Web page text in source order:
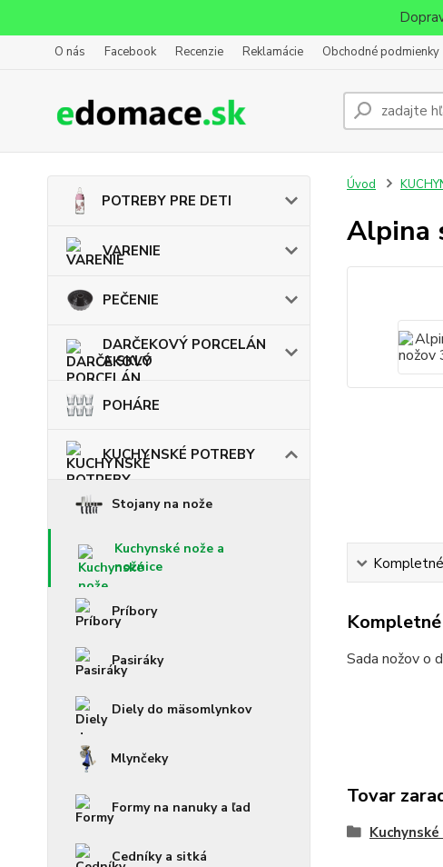
O nás Facebook Recenzie Reklamácie Obchodné podmienky
POTREBY PRE DETI
VARENIE
PEČENIE
DARČEKOVÝ PORCELÁN
A SKLO
POHÁRE
KUCHYNSKÉ POTREBY
Stojany na nože
Kuchynské nože a
nožnice
Príbory
Pasiráky
Diely do mäsomlynkov
Mlynčeky
Formy na nanuky a ľad
Cedníky a sitká
Úvod
Alpina
Sada nožov o
Tovar